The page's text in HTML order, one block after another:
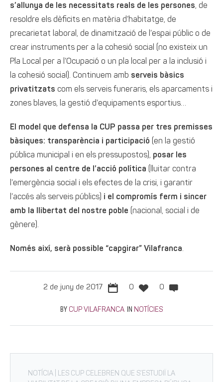
s’allunya de les necessitats reals de les persones, de
resoldre els dèficits en matèria d’habitatge, de
precarietat laboral, de dinamització de l’espai públic o de
crear instruments per a la cohesió social (no existeix un
Pla Local per a l’Ocupació o un pla local per a la inclusió i
la cohesió social). Continuem amb serveis bàsics
privatitzats com els serveis funeraris, els aparcaments i
zones blaves, la gestió d’equipaments esportius…
El model que defensa la CUP passa per tres premisses
bàsiques: transparència i participació (en la gestió
pública municipal i en els pressupostos), posar les
persones al centre de l’acció política (lluitar contra
l’emergència social i els efectes de la crisi, i garantir
l’accés als serveis públics) i el compromís ferm i sincer
amb la llibertat del nostre poble (nacional, social i de
gènere).
Només així, serà possible “capgirar” Vilafranca.
2 de juny de 2017 0 0
BY CUP VILAFRANCA IN NOTÍCIES
NOTÍCIA | LES CUP CELEBREN QUE S’ESTUDIÏ LA